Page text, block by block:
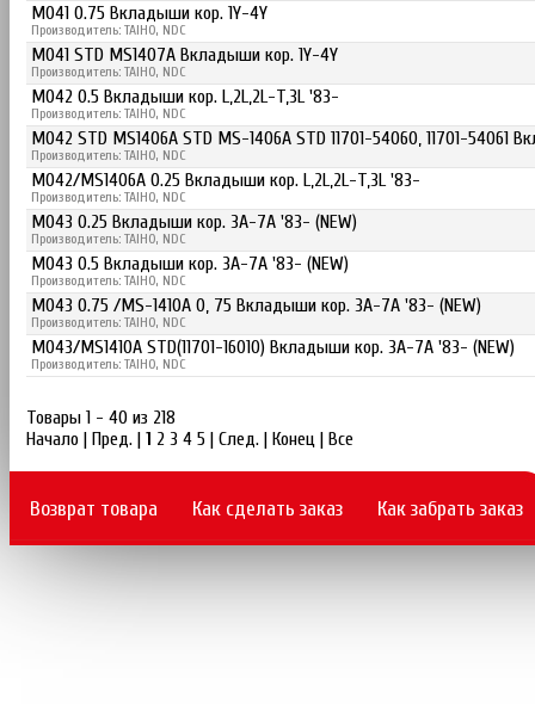
M041 0.75 Вкладыши кор. 1Y-4Y
Производитель: TAIHO, NDC
M041 STD MS1407A Вкладыши кор. 1Y-4Y
Производитель: TAIHO, NDC
M042 0.5 Вкладыши кор. L,2L,2L-T,3L '83-
Производитель: TAIHO, NDC
M042 STD MS1406A STD MS-1406A STD 11701-54060, 11701-54061
Производитель: TAIHO, NDC
M042/MS1406A 0.25 Вкладыши кор. L,2L,2L-T,3L '83-
Производитель: TAIHO, NDC
M043 0.25 Вкладыши кор. 3A-7A '83- (NEW)
Производитель: TAIHO, NDC
M043 0.5 Вкладыши кор. 3A-7A '83- (NEW)
Производитель: TAIHO, NDC
M043 0.75 /MS-1410A 0, 75 Вкладыши кор. 3A-7A '83- (NEW)
Производитель: TAIHO, NDC
M043/MS1410A STD(11701-16010) Вкладыши кор. 3A-7A '83- (NEW)
Производитель: TAIHO, NDC
Товары 1 - 40 из 218
Начало | Пред. | 1 2 3 4 5 | След. | Конец | Все
Возврат товара Как сделать заказ Как забрать заказ